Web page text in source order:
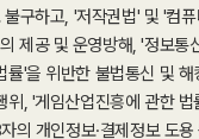
구하고, '저작권법' 및 '컴
제공 및 운영방해, '정보통
률'을 위반한 불법통신 및 해
위, '게임산업진흥에 관한 법
의 개인정보·결제정보 도